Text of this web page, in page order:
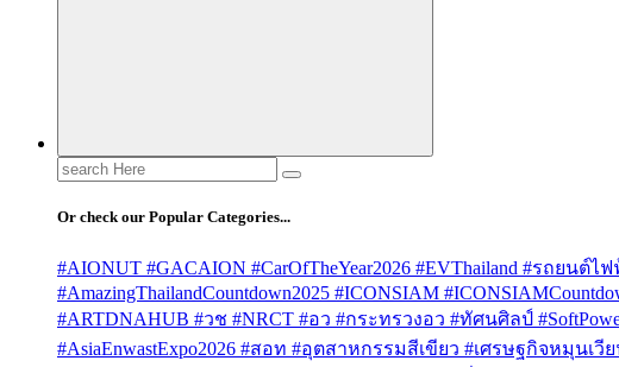
Search
for:
Or check our Popular Categories...
#AIONUT #GACAION #CarOfTheYear2026 #EVThailand #รถยนต์ไ
#AmazingThailandCountdown2025 #ICONSIAM
#ARTDNAHUB #วช #NRCT #อว #กระทรวงอว #ทัศนศิลป์
#AsiaEnwastExpo2026 #สอท #อุตสาหกรรมสีเขียว #เศรษฐกิจหมุนเวีย